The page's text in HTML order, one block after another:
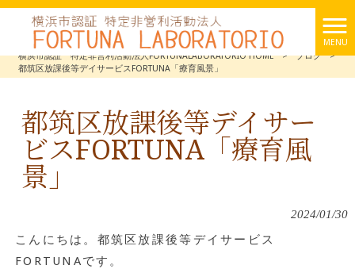
MENU
横浜市認証 特定非営利活動法人FORTUNALABORATORIO HOME
> ブログ
>
都筑区放課後等デイサービスFORTUNA「療育風景」
都筑区放課後等デイサー
ビスFORTUNA「療育風
景」
2024/01/30
こんにちは。都筑区放課後等デイサービス
FORTUNAです。